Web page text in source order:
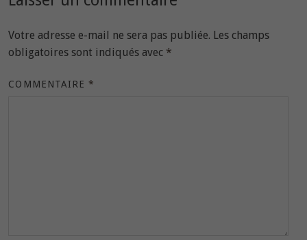
Votre adresse e-mail ne sera pas publiée. Les champs
obligatoires sont indiqués avec *
COMMENTAIRE*